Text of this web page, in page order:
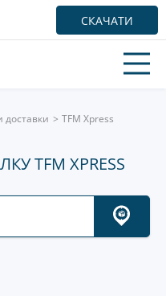
СКАЧАТИ
доставки TFM Xpress
TFM XPRESS